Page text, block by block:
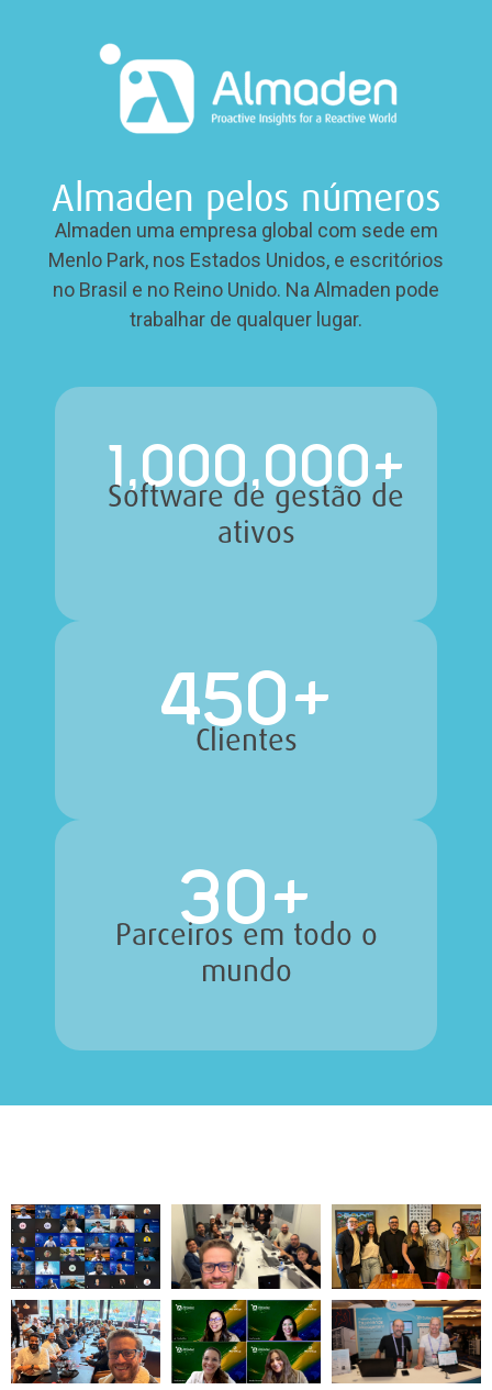
Almaden pelos números
Almaden uma empresa global com sede em
Menlo Park, nos Estados Unidos, e escritórios
no Brasil e no Reino Unido. Na Almaden pode
trabalhar de qualquer lugar.
1,000,000+
Software de gestão de
ativos
450+
Clientes
30+
Parceiros em todo o
mundo